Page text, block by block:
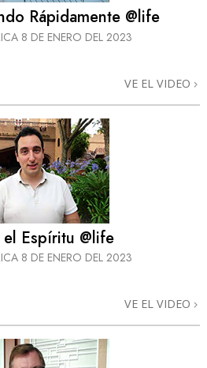
Rápidamente @life
8 DE ENERO DEL 2023
VE EL VIDEO
Espíritu @life
8 DE ENERO DEL 2023
VE EL VIDEO